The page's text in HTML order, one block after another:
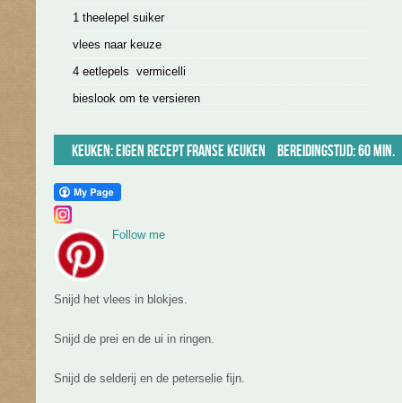
1 theelepel suiker
vlees naar keuze
4 eetlepels vermicelli
bieslook om te versieren
Keuken: Eigen recept Franse keuken Bereidingstijd: 60 min.
Follow me
Snijd het vlees in blokjes.
Snijd de prei en de ui in ringen.
Snijd de selderij en de peterselie fijn.